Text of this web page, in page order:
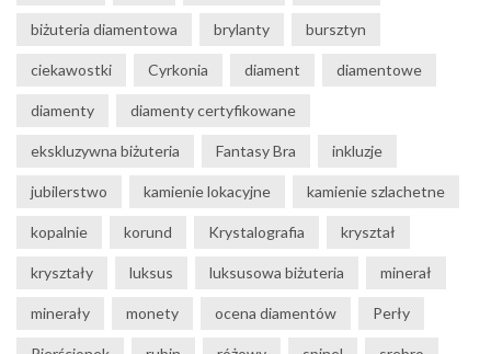
biżuteria diamentowa brylanty bursztyn
ciekawostki Cyrkonia diament diamentowe
diamenty diamenty certyfikowane
ekskluzywna biżuteria Fantasy Bra inkluzje
jubilerstwo kamienie lokacyjne kamienie szlachetne
kopalnie korund Krystalografia kryształ
kryształy luksus luksusowa biżuteria minerał
minerały monety ocena diamentów Perły